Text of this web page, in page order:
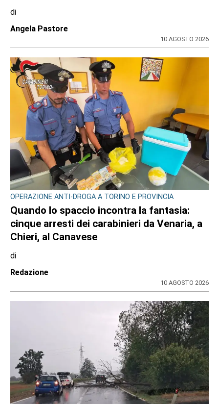
di
Angela Pastore
10 AGOSTO 2026
OPERAZIONE ANTI-DROGA A TORINO E PROVINCIA
Quando lo spaccio incontra la fantasia:
cinque arresti dei carabinieri da Venaria, a
Chieri, al Canavese
di
Redazione
10 AGOSTO 2026